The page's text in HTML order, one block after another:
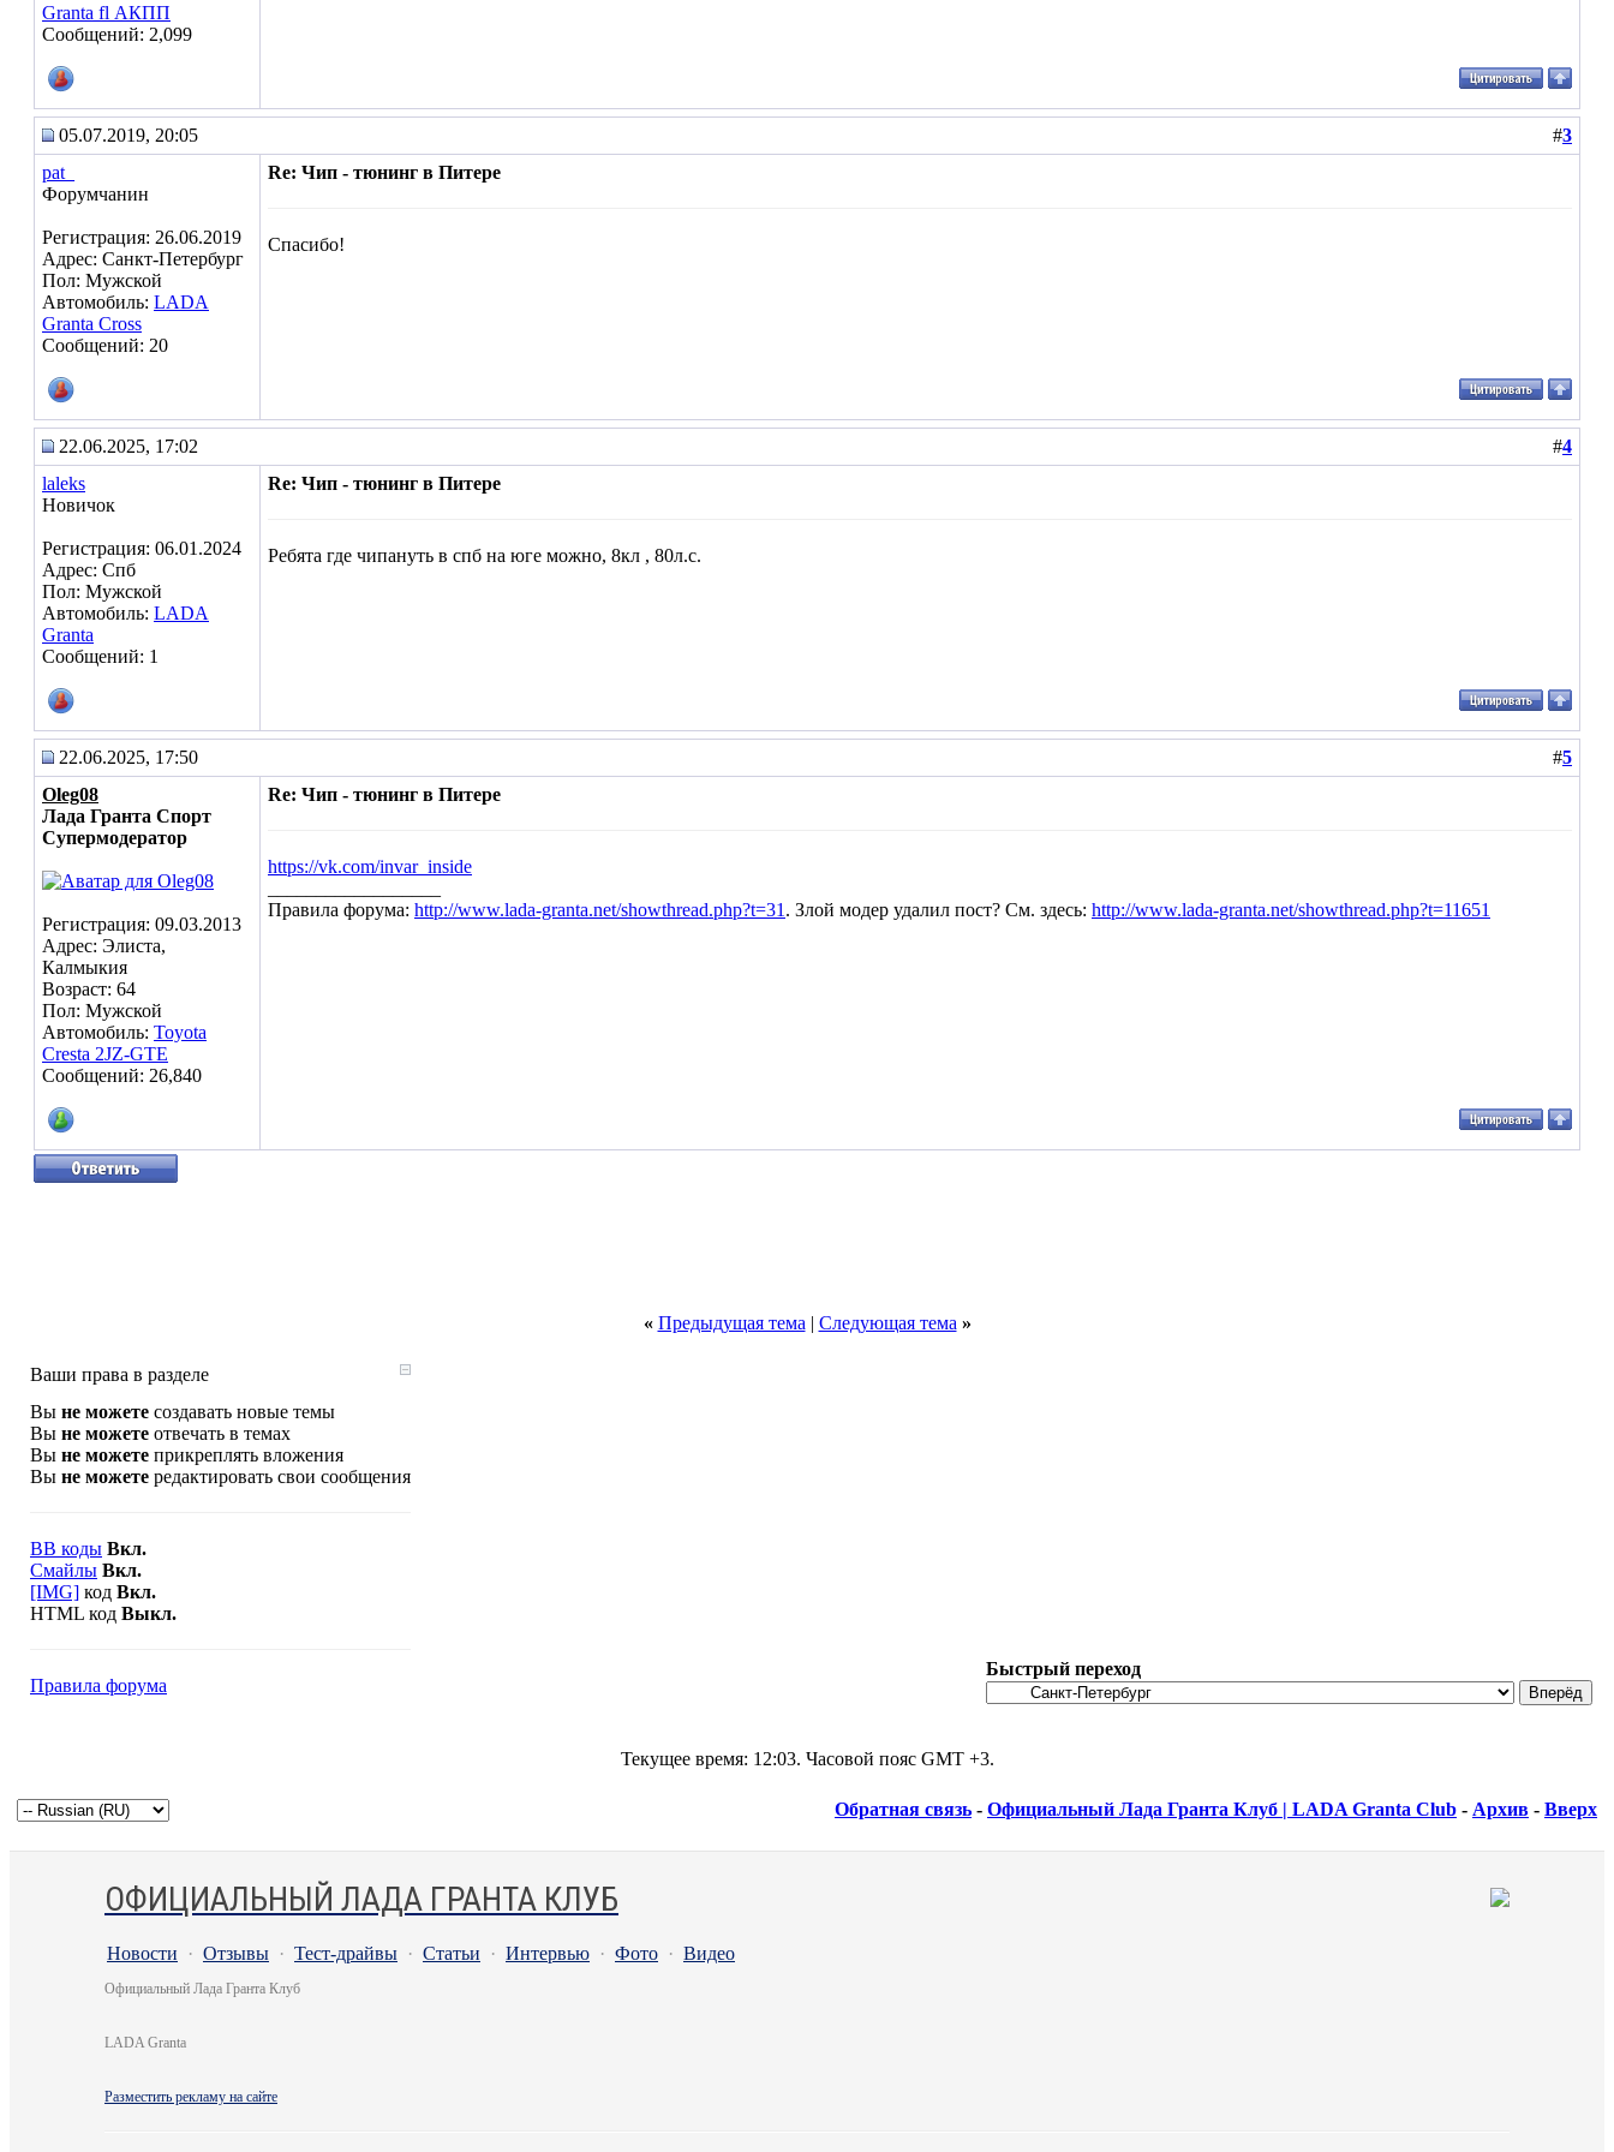
Granta fl АКПП
Сообщений: 2,099
05.07.2019, 20:05 #3
pat_
Форумчанин
Регистрация: 26.06.2019
Адрес: Санкт-Петербург
Пол: Мужской
Автомобиль: LADA
Granta Cross
Сообщений: 20
Re: Чип - тюнинг в Питере
Спасибо!
22.06.2025, 17:02 #4
laleks
Новичок
Регистрация: 06.01.2024
Адрес: Спб
Пол: Мужской
Автомобиль: LADA
Granta
Сообщений: 1
Re: Чип - тюнинг в Питере
Ребята где чипануть в спб на юге можно, 8кл , 80л.с.
22.06.2025, 17:50 #5
Oleg08
Лада Гранта Спорт
Супермодератор
Регистрация: 09.03.2013
Адрес: Элиста,
Калмыкия
Возраст: 64
Пол: Мужской
Автомобиль: Toyota
Cresta 2JZ-GTE
Сообщений: 26,840
Re: Чип - тюнинг в Питере
https://vk.com/invar_inside
Правила форума: http://www.lada-granta.net/showthread.php?t=31 . Злой модер удалил пост? См. здесь: http://www.lada-granta.net/showthread.php?t=11651
« Предыдущая тема | Следующая тема »
Ваши права в разделе
Вы не можете создавать новые темы
Вы не можете отвечать в темах
Вы не можете прикреплять вложения
Вы не можете редактировать свои сообщения
BB коды Вкл.
Смайлы Вкл.
[IMG] код Вкл.
HTML код Выкл.
Правила форума
Быстрый переход
Текущее время: 12:03. Часовой пояс GMT +3.
Обратная связь - Официальный Лада Гранта Клуб | LADA Granta Club - Архив - Вверх
ОФИЦИАЛЬНЫЙ ЛАДА ГРАНТА КЛУБ
Новости · Отзывы · Тест-драйвы · Статьи · Интервью · Фото · Видео
Официальный Лада Гранта Клуб
LADA Granta
Разместить рекламу на сайте